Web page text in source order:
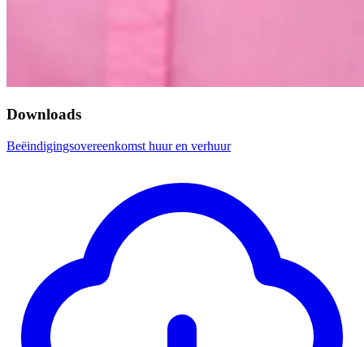
Downloads
Beëindigingsovereenkomst huur en verhuur